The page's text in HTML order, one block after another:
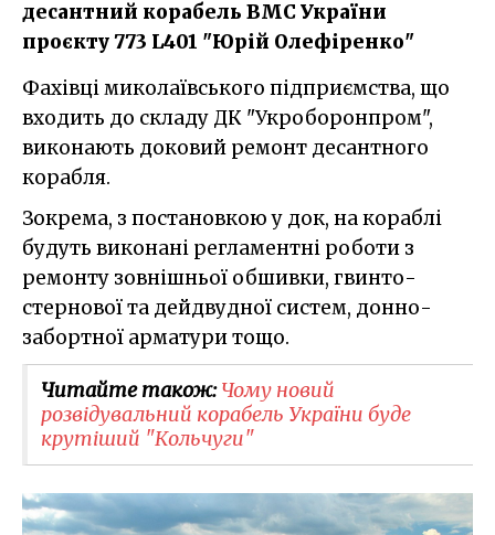
десантний корабель ВМС України
проєкту 773 L401 "Юрій Олефіренко"
Фахівці миколаївського підприємства, що
входить до складу ДК "Укроборонпром",
виконають доковий ремонт десантного
корабля.
Зокрема, з постановкою у док, на кораблі
будуть виконані регламентні роботи з
ремонту зовнішньої обшивки, гвинто-
стернової та дейдвудної систем, донно-
забортної арматури тощо.
Читайте також:Чому новий
розвідувальний корабель України буде
крутіший "Кольчуги"